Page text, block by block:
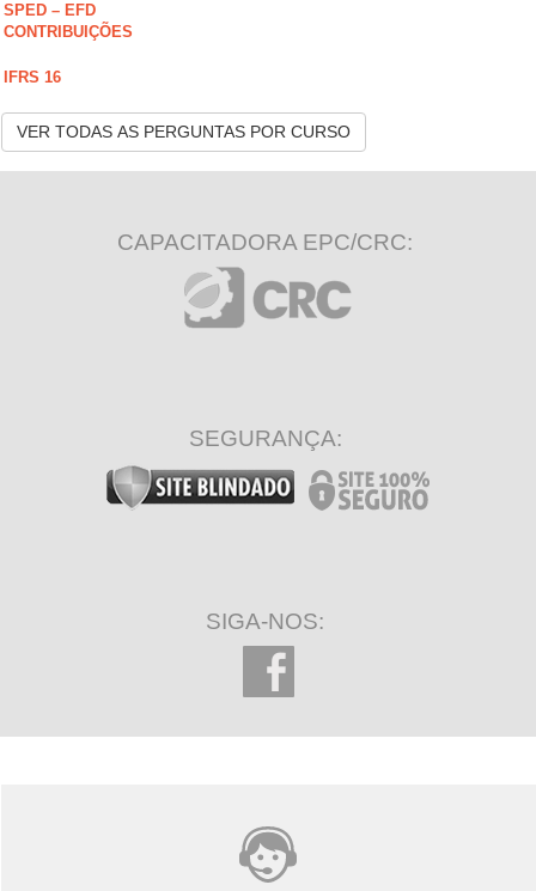
SPED – EFD
CONTRIBUIÇÕES
IFRS 16
VER TODAS AS PERGUNTAS POR CURSO
CAPACITADORA EPC/CRC:
SEGURANÇA:
SIGA-NOS: